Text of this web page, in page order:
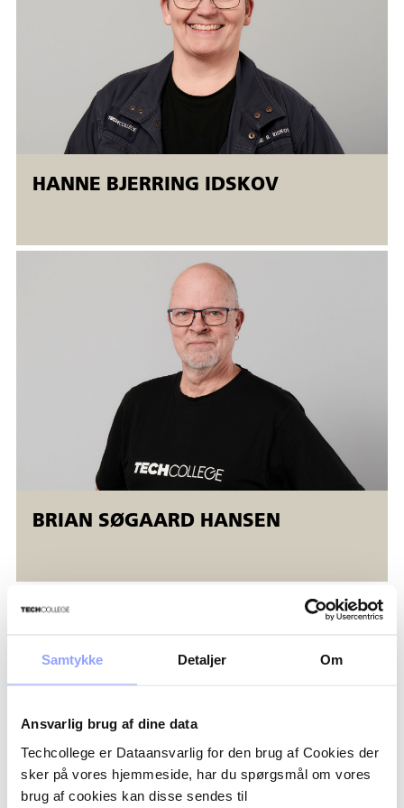
Samtykke Detaljer Om
Ansvarlig brug af dine data
Techcollege er Dataansvarlig for den brug af Cookies der
sker på vores hjemmeside, har du spørgsmål om vores
brug af cookies kan disse sendes til
punkt 4.5 tabel 2, 4 og 5.
Prøverne skal visuelt bedømmes af
svejsekoordinatorer/eksaminator.
Svejsekurserne afvikles i Åbent værksted
Åbent værksted er fleksible AMU-kurser, der tilbydes både
ansatte og ledige. Åbent værksted betyder, at
individuelt. Uddannelsen afsluttes, når den enkelte deltager
opfylder uddannelsens mål.
Der udstedes AMU-bevis
HANNE BJERRING IDSKOV
BRIAN SØGAARD HANSEN